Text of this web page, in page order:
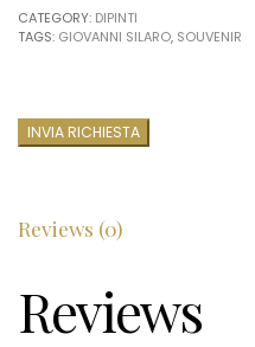
CATEGORY: DIPINTI
TAGS: GIOVANNI SILARO, SOUVENIR
INVIA RICHIESTA
Reviews (0)
Reviews